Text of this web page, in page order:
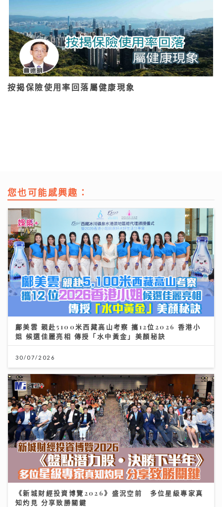
按揭保險使用率回落屬健康現象
您也可能感興趣：
鄺美雲 親赴5100米西藏高山考察 攜12位2026 香港小
姐 候選佳麗亮相 傳授「水中黃金」美顏秘訣
30/07/2026
《新城財經投資博覽2026》盛況空前 多位星級專家真
知灼見 分享致勝關鍵